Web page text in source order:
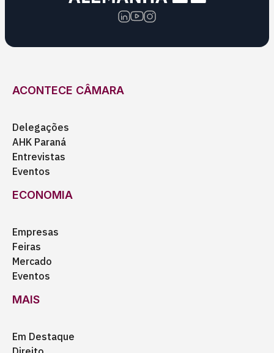
ACONTECE CÂMARA
Delegações
AHK Paraná
Entrevistas
Eventos
ECONOMIA
Empresas
Feiras
Mercado
Eventos
MAIS
Em Destaque